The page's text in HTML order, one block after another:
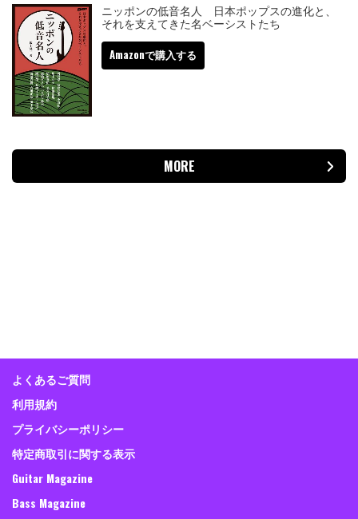
ニッポンの低音名人 日本ポップスの進化と、
それを支えてきた名ベーシストたち
Amazonで購入する
MORE
よくあるご質問
利用規約
プライバシーポリシー
特定商取引に関する表示
Guitar Magazine
Bass Magazine